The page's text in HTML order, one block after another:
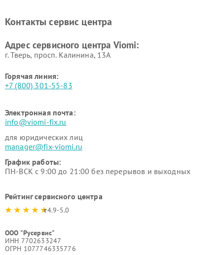
Контакты сервис центра
Адрес сервисного центра Viomi:
г. Тверь, просп. Калинина, 13А
Горячая линия:
+7 (800) 301-55-83
Электронная почта:
info@viomi-fix.ru
для юридических лиц
manager@fix-viomi.ru
График работы:
ПН-ВСК с 9:00 до 21:00 без перерывов и выходных
Рейтинг сервисного центра
4.9-5.0
ООО "Русервис"
ИНН 7702633247
ОГРН 1077746335776